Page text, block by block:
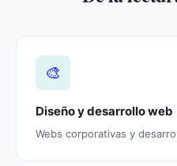
🎨
Diseño y desarrollo web
Webs corporativas y